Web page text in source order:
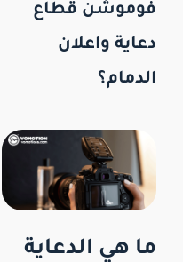
فوموشن قطاع
دعاية واعلان
الدمام؟
ما هي الدعاية